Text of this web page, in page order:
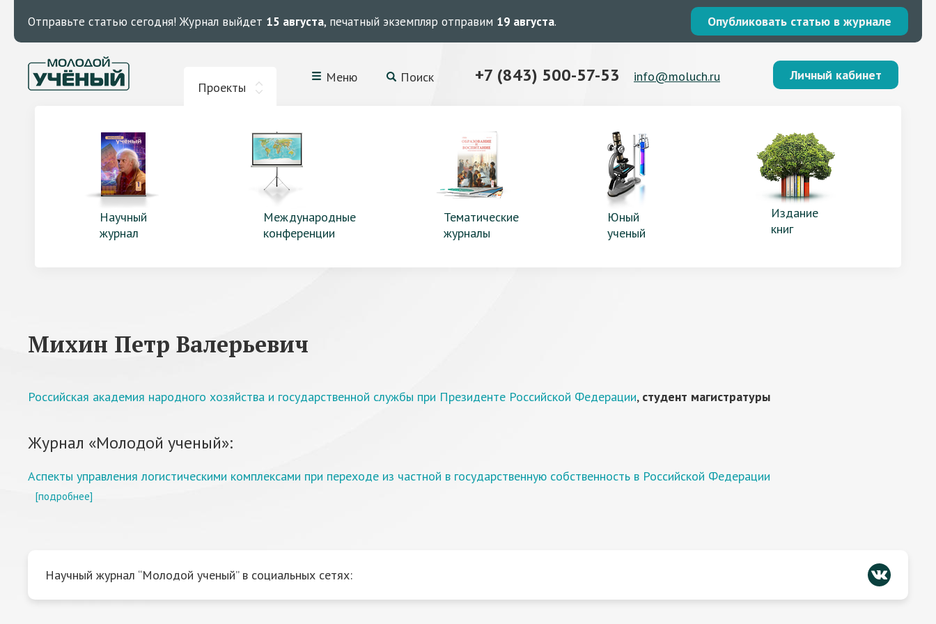
Отправьте статью сегодня! Журнал выйдет 15 августа, печатный экземпляр отправим 19 августа. Опубликовать статью в журнале
Проекты
Меню Поиск +7 (843) 500-57-53 info@moluch.ru Личный кабинет
Научный
журнал
Международные
конференции
Тематические
журналы
Юный
ученый
Издание
книг
Михин Петр Валерьевич
Российская академия народного хозяйства и государственной службы при Президенте Российской Федерации, студент магистратуры
Журнал «Молодой ученый»:
Аспекты управления логистическими комплексами при переходе из частной в государственную собственность в Российской Федерации
[подробнее]
Научный журнал “Молодой ученый” в социальных сетях: